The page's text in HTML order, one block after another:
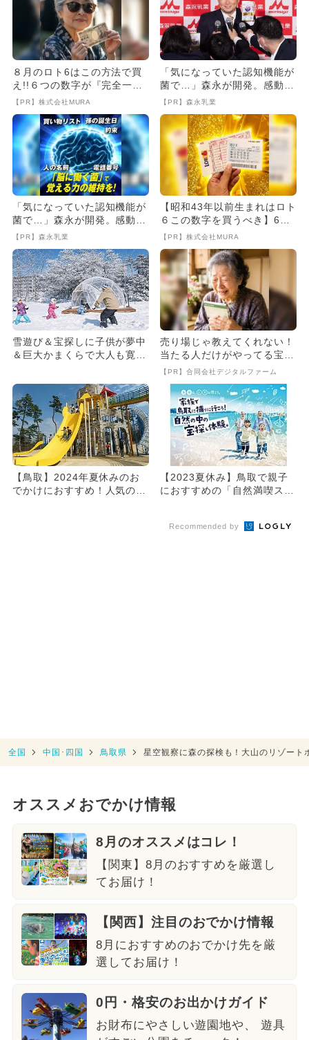
８月のロト6はこの方法で買
え!!６つの数字が『完全一
致』する方法
【PR】株式会社MURA
「気になっていた認知機能が
菌で…」森永が開発。感動の
70代続出
【PR】森永乳業
「気になっていた認知機能が
菌で…」森永が開発。感動の
70代続出
【PR】森永乳業
【昭和43年以前生まれはロト
６この数字を買うべき】6つ
の数字が「完全一致」する
【PR】株式会社MURA
雪遊び＆宝探しに子供が夢中
＆巨大かまくらで大人も寛げ
生
売り場じゃ教えてくれない！
当たる人だけがやってる宝く
じの習慣
【PR】合同会社デジタルファーム
【鳥取】2024年夏休みのお
でかけにおすすめ！人気のス
【2023夏休み】鳥取で親子
におすすめの「自然満喫スポ
Recommended by
全国 中国･四国 鳥取県 星空観察に森の探検も！大山のリゾー
オススメおでかけ情報
8月のオススメはコレ！
【関東】8月のおすすめを厳選し
てお届け！
【関西】注目のおでかけ情報
8月におすすめのおでかけ先を厳
選してお届け！
0円・格安のお出かけガイド
お財布にやさしい遊園地や、 遊具